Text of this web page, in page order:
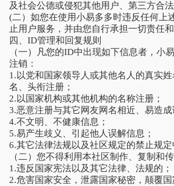
及社会公德或侵犯其他用户、第三方合法
(二）如您在使用小易多多时违反任何上
止用户服务，并由您自行承担一切责任和
四、ID管理和回复规则
（一）凡您的ID中出现如下信息者，小
注销：
1.以党和国家领导人或其他名人的真实
名、头衔注册；
2.以国家机构或其他机构的名称注册；
3.恶意注册与其它网友网名相近、易造成
4.不文明、不健康信息；
5.易产生歧义、引起他人误解信息；
6.其它法律法规以及社区规定的禁止规定
（二）您不得利用本社区制作、复制和
1.违反国家宪法以及其它法律、法规的；
2.危害国家安全，泄露国家秘密，颠覆